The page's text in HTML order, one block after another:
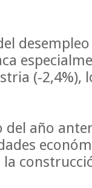
(-2,4%),
del año